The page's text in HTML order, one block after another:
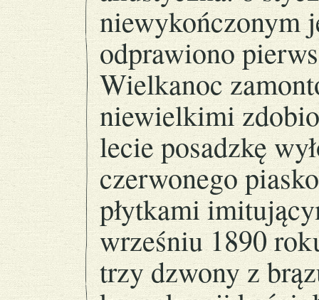
niewykończonym
odprawiono
Wielkanoc
niewielkimi
lecie posadzkę
czerwonego
płytkami
wrześniu 1890
trzy dzwony z